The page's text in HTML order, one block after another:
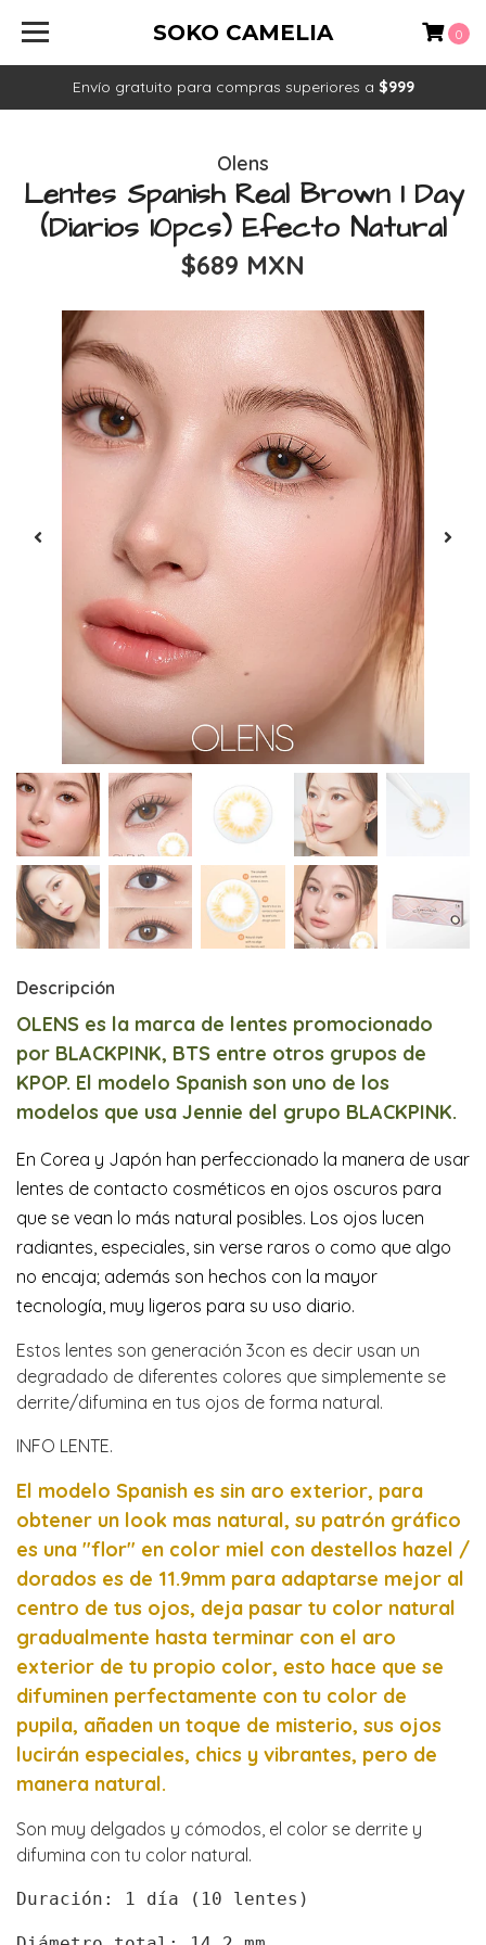
Envío gratuito para compras superiores a $999
SOKO CAMELIA 0
Olens
Lentes Spanish Real Brown 1 Day
(Diarios 10pcs) Efecto Natural
$689 MXN
Descripción
OLENS es la marca de lentes promocionado
por BLACKPINK, BTS entre otros grupos de
KPOP. El modelo Spanish son uno de los
modelos que usa Jennie del grupo BLACKPINK.
En Corea y Japón han perfeccionado la manera de usar
lentes de contacto cosméticos en ojos oscuros para
que se vean lo más natural posibles. Los ojos lucen
radiantes, especiales, sin verse raros o como que algo
no encaja; además son hechos con la mayor
tecnología, muy ligeros para su uso diario.
Estos lentes son generación 3con es decir usan un
degradado de diferentes colores que simplemente se
derrite/difumina en tus ojos de forma natural.
INFO LENTE.
El modelo Spanish es sin aro exterior, para
obtener un look mas natural, su patrón gráfico
es una "flor" en color miel con destellos hazel /
dorados es de 11.9mm para adaptarse mejor al
centro de tus ojos, deja pasar tu color natural
gradualmente hasta terminar con el aro
exterior de tu propio color, esto hace que se
difuminen perfectamente con tu color de
pupila, añaden un toque de misterio, sus ojos
lucirán especiales, chics y vibrantes, pero de
manera natural.
Son muy delgados y cómodos, el color se derrite y
difumina con tu color natural.
Duración: 1 día (10 lentes)